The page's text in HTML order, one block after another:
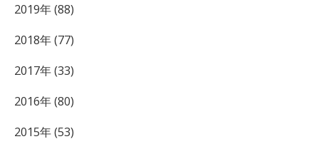
2019年 (88)
2018年 (77)
2017年 (33)
2016年 (80)
2015年 (53)